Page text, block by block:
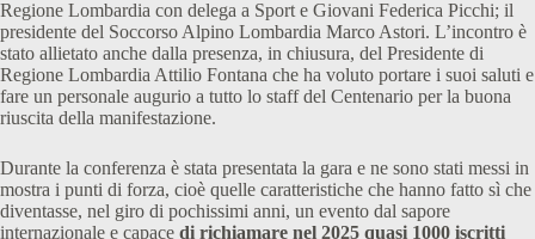
Regione Lombardia con delega a Sport e Giovani Federica Picchi; il
presidente del Soccorso Alpino Lombardia Marco Astori. L’incontro è
stato allietato anche dalla presenza, in chiusura, del Presidente di
Regione Lombardia Attilio Fontana che ha voluto portare i suoi saluti e
fare un personale augurio a tutto lo staff del Centenario per la buona
riuscita della manifestazione.
Durante la conferenza è stata presentata la gara e ne sono stati messi in
mostra i punti di forza, cioè quelle caratteristiche che hanno fatto sì che
diventasse, nel giro di pochissimi anni, un evento dal sapore
internazionale e capace di richiamare nel 2025 quasi 1000 iscritti